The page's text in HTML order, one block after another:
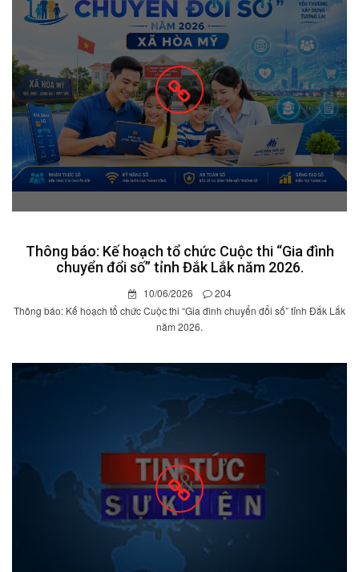
Thông báo: Kế hoạch tổ chức Cuộc thi “Gia đình
chuyển đổi số” tỉnh Đắk Lắk năm 2026.
10/06/2026
204
Thông báo: Kế hoạch tổ chức Cuộc thi “Gia đình chuyển đổi số” tỉnh Đắk Lắk
năm 2026.